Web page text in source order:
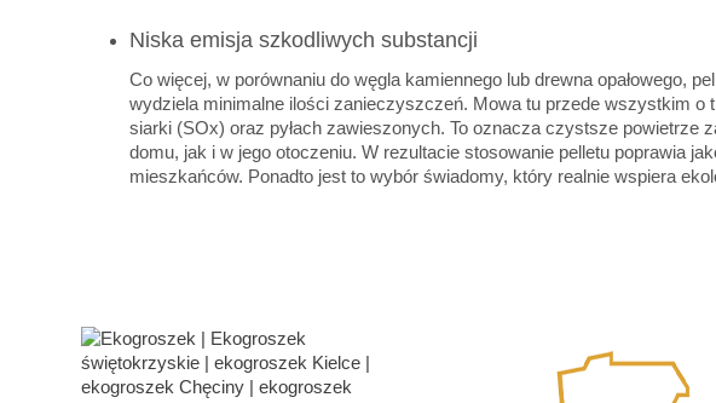
Niska emisja szkodliwych substancji
Co więcej, w porównaniu do węgla kamiennego lub drewna opałowego,
wydziela minimalne ilości zanieczyszczeń. Mowa tu przede wszystkim o
siarki (SOx) oraz pyłach zawieszonych. To oznacza czystsze powietrze
domu, jak i w jego otoczeniu. W rezultacie stosowanie pelletu poprawia
mieszkańców. Ponadto jest to wybór świadomy, który realnie wspiera